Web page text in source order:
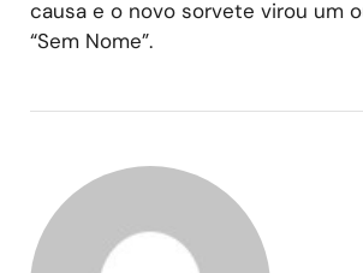
causa e o novo sorvete virou um
“Sem Nome”.